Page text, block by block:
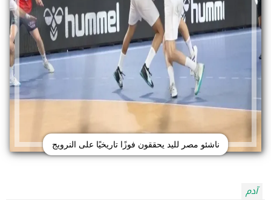
ناشئو مصر لليد يحققون فوزًا تاريخيًا على النرويج
آدم